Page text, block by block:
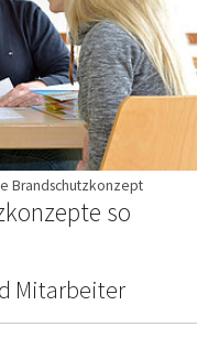
Brandschutzkonzept
so
Mitarbeiter